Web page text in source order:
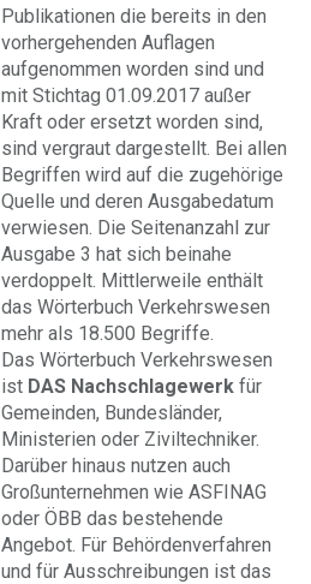
Publikationen die bereits in den
vorhergehenden Auflagen
aufgenommen worden sind und
mit Stichtag 01.09.2017 außer
Kraft oder ersetzt worden sind,
sind vergraut dargestellt. Bei allen
Begriffen wird auf die zugehörige
Quelle und deren Ausgabedatum
verwiesen. Die Seitenanzahl zur
Ausgabe 3 hat sich beinahe
verdoppelt. Mittlerweile enthält
das Wörterbuch Verkehrswesen
mehr als 18.500 Begriffe.
Das Wörterbuch Verkehrswesen
ist DAS Nachschlagewerk für
Gemeinden, Bundesländer,
Ministerien oder Ziviltechniker.
Darüber hinaus nutzen auch
Großunternehmen wie ASFINAG
oder ÖBB das bestehende
Angebot. Für Behördenverfahren
und für Ausschreibungen ist das